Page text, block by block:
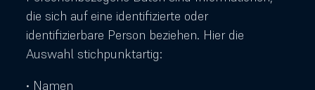
die sich auf eine identifizierte oder
identifizierbare Person beziehen. Hier die
Auswahl stichpunktartig:
• Namen